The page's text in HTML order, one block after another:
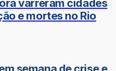
varreram cidades
e mortes no Rio